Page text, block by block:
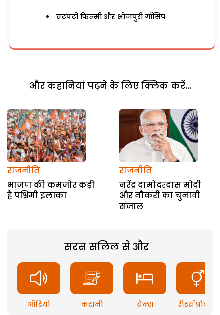
चटपटी फिल्मी और भोजपुरी गॉसिप
और कहानियां पढ़ने के लिए क्लिक करें...
राजनीति
भाजपा की कमजोर कड़ी
है पश्चिमी इलाका
राजनीति
नरेंद्र दामोदरदास मोदी
और नौकरी का चुनावी
संजाल
सरस सलिल से और
ऑडियो कहानी सेक्स रीडर्स प्रौब्लम